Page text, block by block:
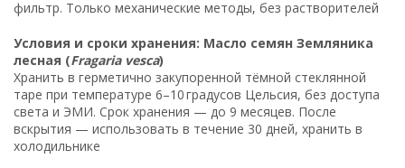
фильтр. Только механические методы, без растворителей
Условия и сроки хранения: Масло семян Земляника
лесная (Fragaria vesca)
Хранить в герметично закупоренной тёмной стеклянной
таре при температуре 6–10 градусов Цельсия, без доступа
света и ЭМИ. Срок хранения — до 9 месяцев. После
вскрытия — использовать в течение 30 дней, хранить в
холодильнике